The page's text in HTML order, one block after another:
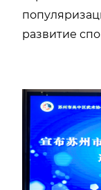
развитие